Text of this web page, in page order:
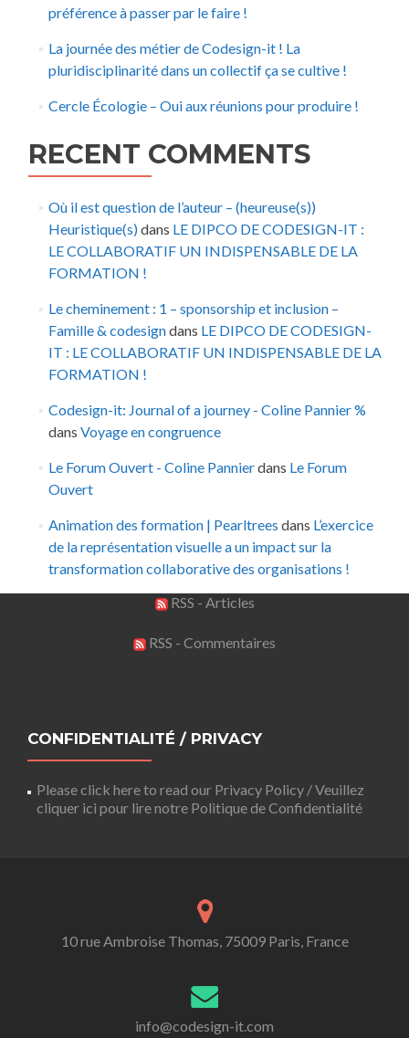
préférence à passer par le faire !
La journée des métier de Codesign-it ! La
pluridisciplinarité dans un collectif ça se cultive !
Cercle Écologie – Oui aux réunions pour produire !
RECENT COMMENTS
Où il est question de l’auteur – (heureuse(s))
Heuristique(s)dans LE DIPCO DE CODESIGN-IT :
LE COLLABORATIF UN INDISPENSABLE DE LA
FORMATION !
Le cheminement : 1 – sponsorship et inclusion –
Famille & codesigndans LE DIPCO DE CODESIGN-
IT : LE COLLABORATIF UN INDISPENSABLE DE LA
FORMATION !
Codesign-it: Journal of a journey - Coline Pannier %
dans Voyage en congruence
Le Forum Ouvert - Coline Pannierdans Le Forum
Ouvert
Animation des formation | Pearltrees dans L’exercice
de la représentation visuelle a un impact sur la
transformation collaborative des organisations !
RSS - Articles
RSS - Commentaires
CONFIDENTIALITÉ / PRIVACY
Please click here to read our Privacy Policy / Veuillez
cliquer ici pour lire notre Politique de Confidentialité
10 rue Ambroise Thomas, 75009 Paris, France
info@codesign-it.com